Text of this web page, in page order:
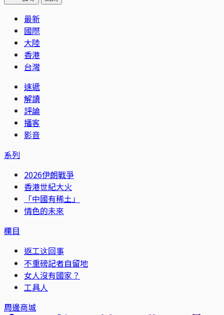
最新
國際
大陸
香港
台灣
速遞
解讀
評論
播客
影音
系列
2026伊朗戰爭
香港世紀大火
「中國有稀土」
情色的未來
欄目
返工这回事
不重磅記者自留地
女人沒有國家？
工具人
周邊商城